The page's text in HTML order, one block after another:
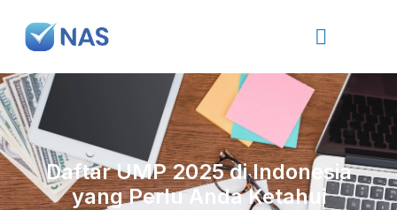
Daftar UMP 2025 di Indonesia
yang Perlu Anda Ketahui